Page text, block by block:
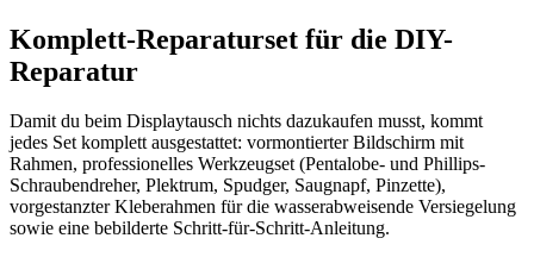
Komplett-Reparaturset für die DIY-
Reparatur
Damit du beim Displaytausch nichts dazukaufen musst, kommt
jedes Set komplett ausgestattet: vormontierter Bildschirm mit
Rahmen, professionelles Werkzeugset (Pentalobe- und Phillips-
Schraubendreher, Plektrum, Spudger, Saugnapf, Pinzette),
vorgestanzter Kleberahmen für die wasserabweisende Versiegelung
sowie eine bebilderte Schritt-für-Schritt-Anleitung.